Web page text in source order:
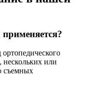
нескольких или
съемных